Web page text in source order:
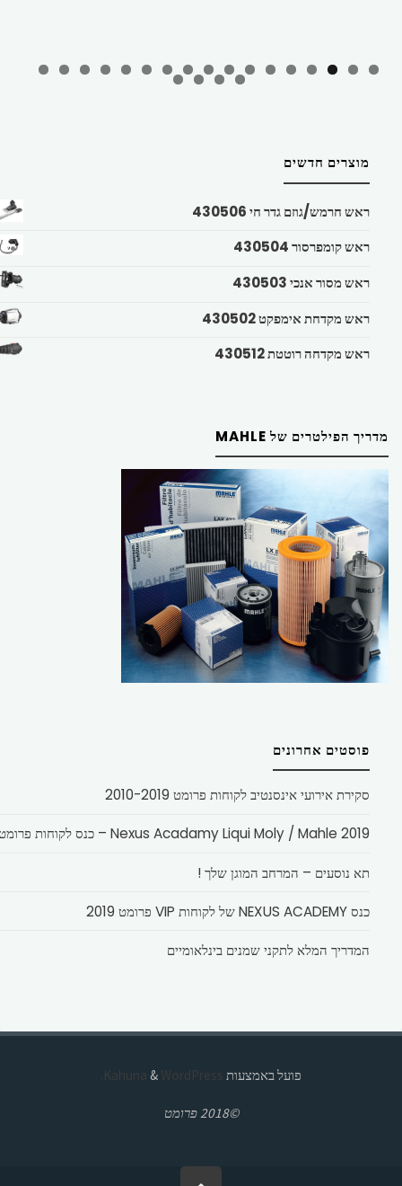
מוצרים חדשים
ראש חרמש/גוזם גדר חי 430506
ראש קומפרסור 430504
ראש מסור אנכי 430503
ראש מקדחת אימפקט 430502
ראש מקדחה רוטטת 430512
מדריך הפילטרים של MAHLE
פוסטים אחרונים
סקירת אירועי אינסנטיב לקוחות פרומט 2010-2019
Nexus Acadamy Liqui Moly / Mahle 2019 – כנס לקוחות פרומט
תא נוסעים – המרחב המוגן שלך !
כנס NEXUS ACADEMY של לקוחות VIP פרומט 2019
המדריך המלא לתקני שמנים בינלאומיים
פועל באמצעות & WordPress.
©2018 פרומט